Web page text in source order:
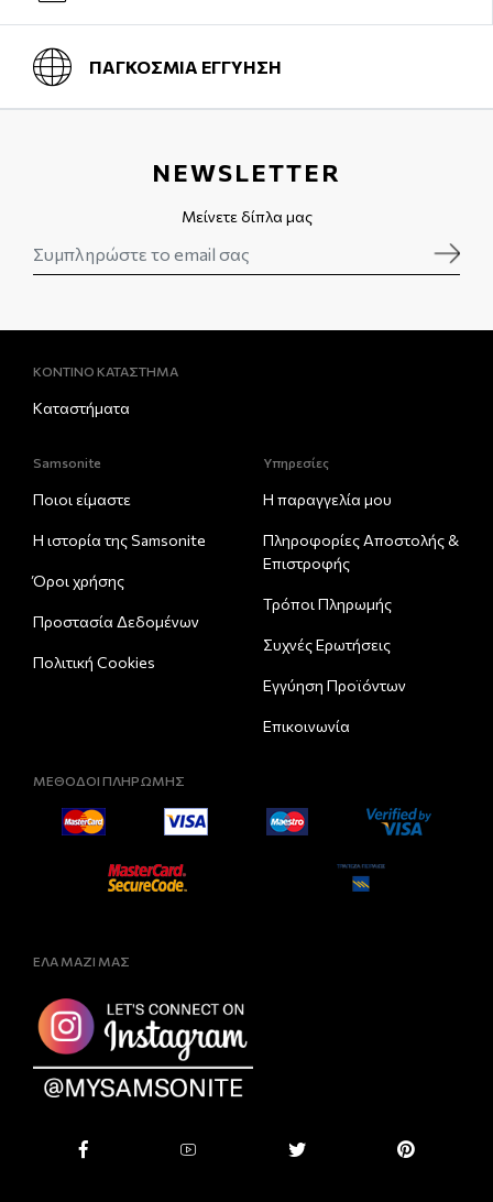
ΠΑΓΚΟΣΜΙΑ ΕΓΓΥΗΣΗ
NEWSLETTER
Μείνετε δίπλα μας
ΚΟΝΤΙΝΟ ΚΑΤΑΣΤΗΜΑ
Καταστήματα
Samsonite
Ποιοι είμαστε
Η ιστορία της Samsonite
Όροι χρήσης
Προστασία Δεδομένων
Πολιτική Cookies
Υπηρεσίες
Η παραγγελία μου
Πληροφορίες Αποστολής &
Eπιστροφής
Τρόποι Πληρωμής
Συχνές Ερωτήσεις
Εγγύηση Προϊόντων
Επικοινωνία
ΜΕΘΟΔΟΙ ΠΛΗΡΩΜΗΣ
ΕΛΑ ΜΑΖΙ ΜΑΣ